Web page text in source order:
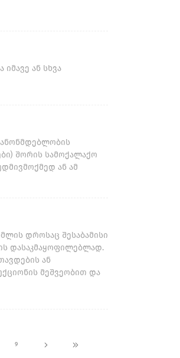
ან სხვა
შორის სამოქალაქო
ან ამ
დროსაც შესაბამისი
დასაკმაყოფილებლად.
ან
მეშვეობით და
9